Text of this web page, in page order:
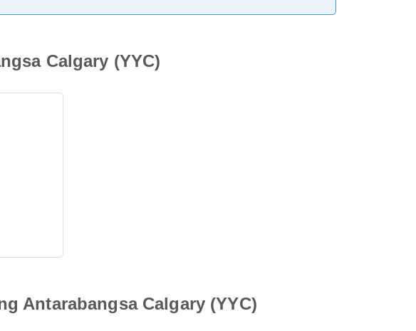
Calgary (YYC)
Antarabangsa Calgary (YYC)